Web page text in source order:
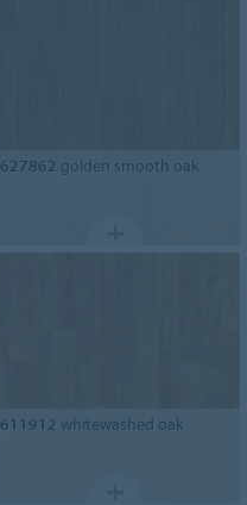
627862 golden smooth oak
611912 whitewashed oak